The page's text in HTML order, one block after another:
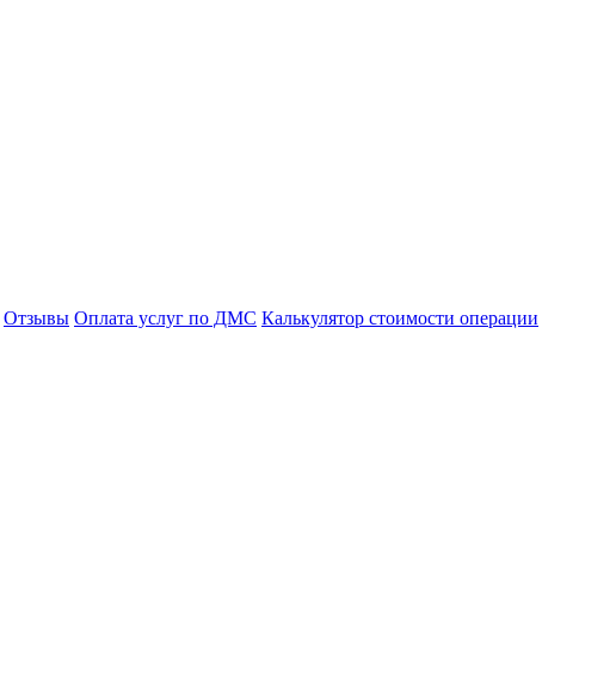
Отзывы Оплата услуг по ДМС Калькулятор стоимости операции